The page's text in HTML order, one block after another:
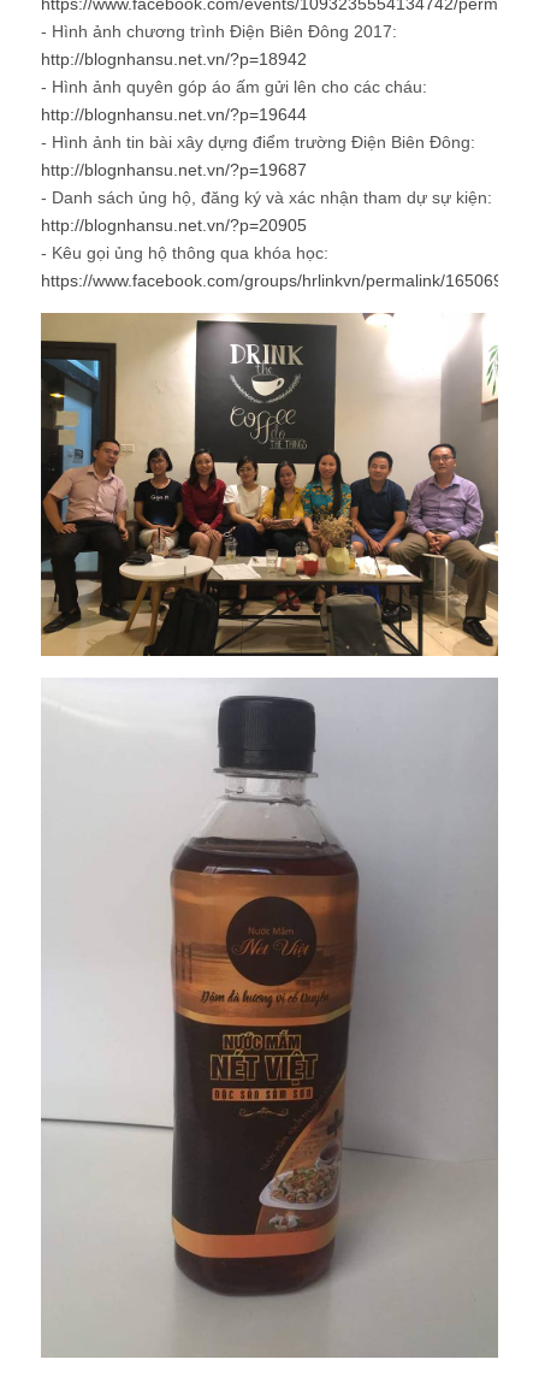
- Hình ảnh chương trình Điện Biên Đông 2017:
http://blognhansu.net.vn/?p=18942
- Hình ảnh quyên góp áo ấm gửi lên cho các cháu:
http://blognhansu.net.vn/?p=19644
- Hình ảnh tin bài xây dựng điểm trường Điện Biên Đông:
http://blognhansu.net.vn/?p=19687
- Danh sách ủng hộ, đăng ký và xác nhận tham dự sự kiện:
http://blognhansu.net.vn/?p=20905
- Kêu gọi ủng hộ thông qua khóa học:
https://www.facebook.com/groups/hrlinkvn/permalink/